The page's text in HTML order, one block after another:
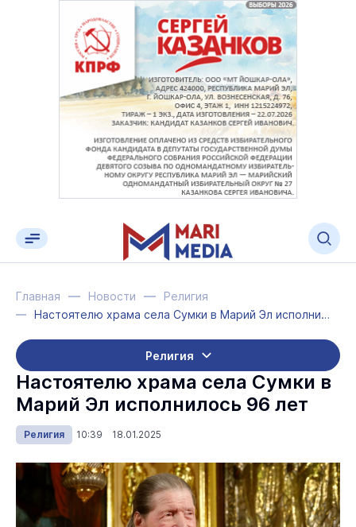
Главная Новости
Религия
Настоятелю храма села Сумки в Марий Эл исполнилось 96 лет
Религия
Настоятелю храма села Сумки в
Марий Эл исполнилось 96 лет
Религия 10:39 18.01.2025